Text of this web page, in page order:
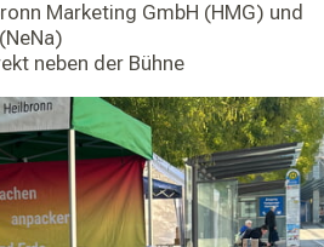
Marketing GmbH (HMG) und
neben der Bühne